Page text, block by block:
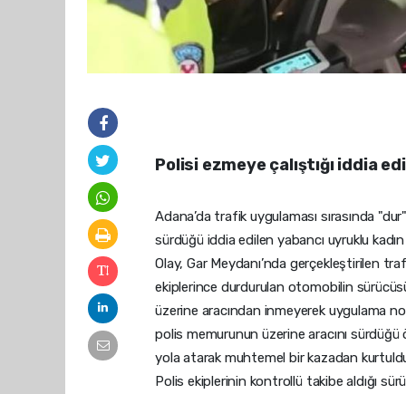
Polisi ezmeye çalıştığı iddia
Adana’da trafik uygulaması sırasında
sürdüğü iddia edilen yabancı uyruklu
Olay, Gar Meydanı’nda gerçekleştirilen
ekiplerince durdurulan otomobilin
üzerine aracından inmeyerek uygulama
polis memurunun üzerine aracını
yola atarak muhtemel bir kazadan
Polis ekiplerinin kontrollü takibe aldığı